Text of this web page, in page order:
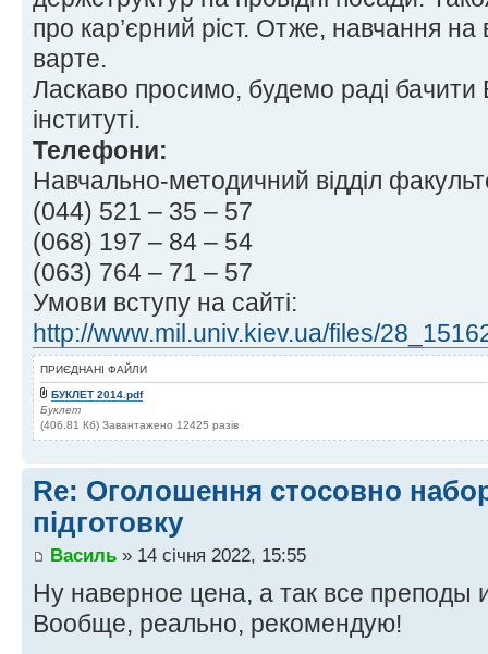
про кар’єрний ріст. Отже, навчання на
варте.
Ласкаво просимо, будемо раді
інституті.
Телефони:
Навчально-методичний відділ
(044) 521 – 35 – 57
(068) 197 – 84 – 54
(063) 764 – 71 – 57
Умови вступу на сайті:
http://www.mil.univ.kiev.ua/files/
ПРИЄДНАНІ ФАЙЛИ
БУКЛЕТ 2014.pdf
Буклет
(406.81 Кб) Завантажено 12425 разів
Re: Оголошення стосовно
підготовку
Василь » 14 січня 2022, 15:55
Ну наверное цена, а так все преподы
Вообще, реально, рекомендую!